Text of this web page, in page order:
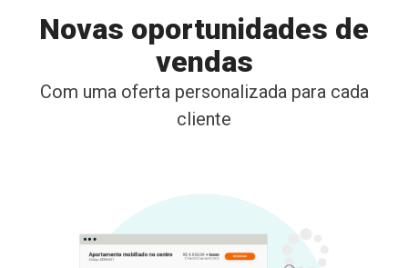
Novas oportunidades de
vendas
Com uma oferta personalizada para cada
cliente